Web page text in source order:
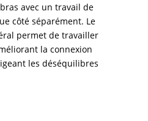
avec un travail de
côté séparément. Le
permet de travailler
la connexion
les déséquilibres